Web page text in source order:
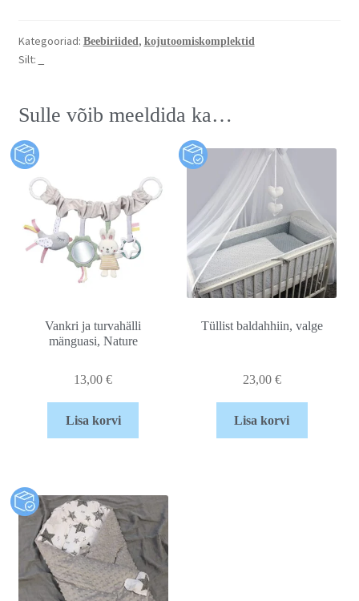
Kategooriad: Beebiriided, kojutoomiskomplektid
Silt:
Sulle võib meeldida ka…
Vankri ja turvahälli
mänguasi, Nature
13,00€
Lisa korvi
Tüllist baldahhiin, valge
23,00 €
Lisa korvi